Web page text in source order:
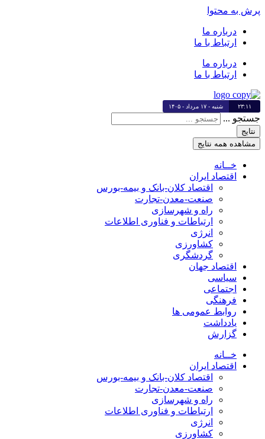
پرش به محتوا
درباره ما
ارتباط با ما
درباره ما
ارتباط با ما
۲۳:۱۱ شنبه - ۱۷ مرداد - ۱۴۰۵
جستجو ...
نتایج
مشاهده همه نتایج
خــانه
اقتصاد ایران
اقتصاد کلان-بانک و بیمه-بورس
صنعت-معدن-تجارت
راه و شهرسازی
ارتباطات و فناوری اطلاعات
انرژی
کشاورزی
گردشگری
اقتصاد جهان
سیاسی
اجتماعی
فرهنگی
روابط عمومی ها
یادداشت
گزارش
خــانه
اقتصاد ایران
اقتصاد کلان-بانک و بیمه-بورس
صنعت-معدن-تجارت
راه و شهرسازی
ارتباطات و فناوری اطلاعات
انرژی
کشاورزی